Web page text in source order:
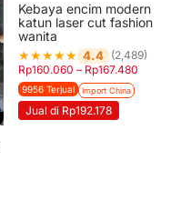
Kebaya encim modern
katun laser cut fashion
wanita
★★★★★ 4.4
(2,489)
Rp160.060 – Rp167.480
9956 Terjual Import China
Jual di Rp192.178